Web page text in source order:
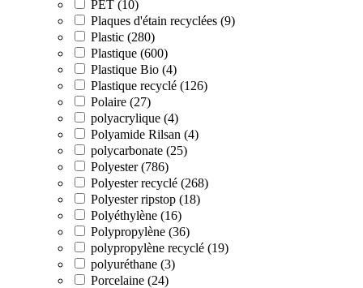
PET (10)
Plaques d'étain recyclées (9)
Plastic (280)
Plastique (600)
Plastique Bio (4)
Plastique recyclé (126)
Polaire (27)
polyacrylique (4)
Polyamide Rilsan (4)
polycarbonate (25)
Polyester (786)
Polyester recyclé (268)
Polyester ripstop (18)
Polyéthylène (16)
Polypropylène (36)
polypropylène recyclé (19)
polyuréthane (3)
Porcelaine (24)